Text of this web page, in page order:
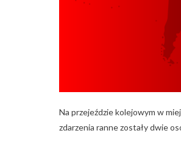
Na przejeździe kolejowym w
zdarzenia ranne zostały dwie